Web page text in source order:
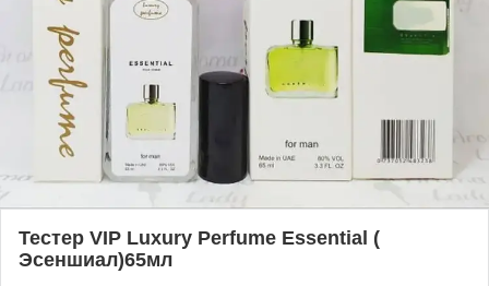
Тестер VIP Luxury Perfume Essential (
Эсеншиал)65мл